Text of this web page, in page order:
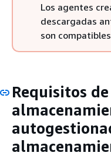
Los agentes
descargadas
son
Requisitos